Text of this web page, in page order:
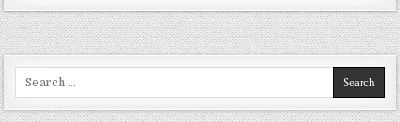
Search for: